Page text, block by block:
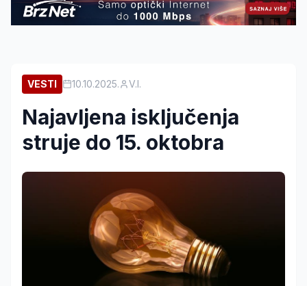
VESTI 10.10.2025. V.I.
Najavljena isključenja
struje do 15. oktobra